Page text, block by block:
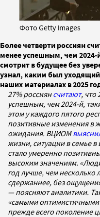
Фото Getty Images
Более четверти россиян
менее успешным, чем
смотрит в будущее без
узнал, каким был уходящий
наших материалах в 2025
27% россиянсчитают, что
успешным, чем 2024-й,
этом у каждого пятого
позитивные изменения в
ожидания. ВЦИОМ
жизни, ситуации в семье
стало умеренно
высоким значениям.
год лучше, чем несколько
сдержаннее, без
— поясняют аналитики.
«самыми
прежде всего поколение